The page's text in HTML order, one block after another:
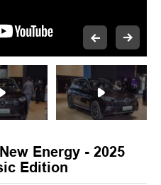
Energy - 2025
Edition